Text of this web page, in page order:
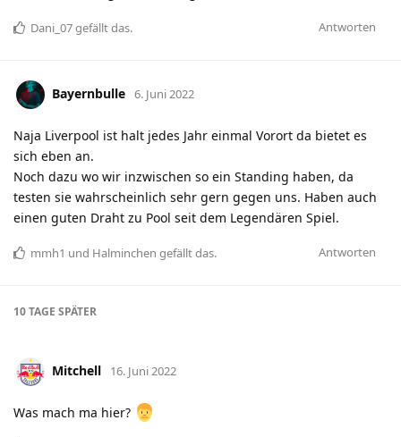
Antworten
Dani_07gefällt das.
Bayernbulle 6. Juni 2022
Naja Liverpool ist halt jedes Jahr einmal Vorort da bietet es
sich eben an.
Noch dazu wo wir inzwischen so ein Standing haben, da
testen sie wahrscheinlich sehr gern gegen uns. Haben auch
einen guten Draht zu Pool seit dem Legendären Spiel.
Antworten
mmh1 und Halminchen gefällt das.
10 TAGE SPÄTER
Mitchell 16. Juni 2022
Was mach ma hier?